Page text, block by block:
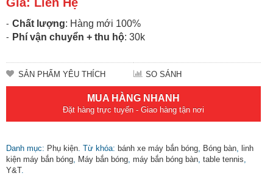
Chất lượng: Hàng mới 100%
Phí vận chuyển + thu hộ: 30k
SẢN PHẨM YÊU THÍCH SO SÁNH
MUA HÀNG NHANH
Đặt hàng trực tuyến - Giao hàng tận nơi
Danh mục: Phụ kiện Từ khóa: bánh xe máy bắn bóng Bóng bàn linh
kiện máy bắn bóng Máy bắn bóng máy bắn bóng bàn table tennis
Y&T.